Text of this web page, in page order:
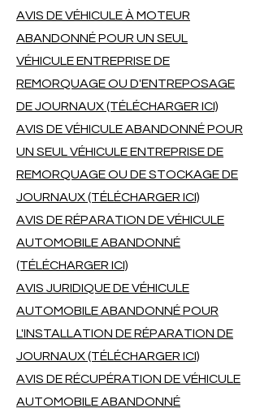
AVIS DE VÉHICULE À MOTEUR
ABANDONNÉ POUR UN SEUL
VÉHICULE ENTREPRISE DE
REMORQUAGE OU D'ENTREPOSAGE
DE JOURNAUX (TÉLÉCHARGER ICI)
AVIS DE VÉHICULE ABANDONNÉ POUR
UN SEUL VÉHICULE ENTREPRISE DE
REMORQUAGE OU DE STOCKAGE DE
JOURNAUX (TÉLÉCHARGER ICI)
AVIS DE RÉPARATION DE VÉHICULE
AUTOMOBILE ABANDONNÉ
(TÉLÉCHARGER ICI)
AVIS JURIDIQUE DE VÉHICULE
AUTOMOBILE ABANDONNÉ POUR
L'INSTALLATION DE RÉPARATION DE
JOURNAUX (TÉLÉCHARGER ICI)
AVIS DE RÉCUPÉRATION DE VÉHICULE
AUTOMOBILE ABANDONNÉ